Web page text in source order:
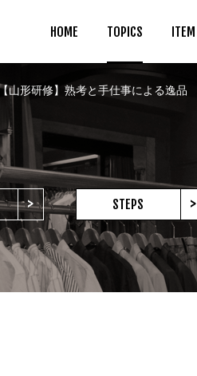
HOME TOPICS ITEM
山形研修】熟考と手仕事による逸品
> STEPS >